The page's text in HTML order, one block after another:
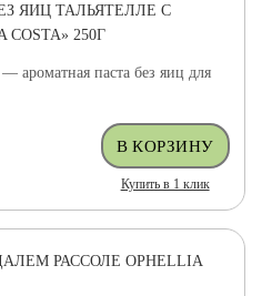
ЯИЦ ТАЛЬЯТЕЛЛЕ С
250Г
ароматная паста без яиц для
Купить в 1 клик
РАССОЛЕ OPHELLIA